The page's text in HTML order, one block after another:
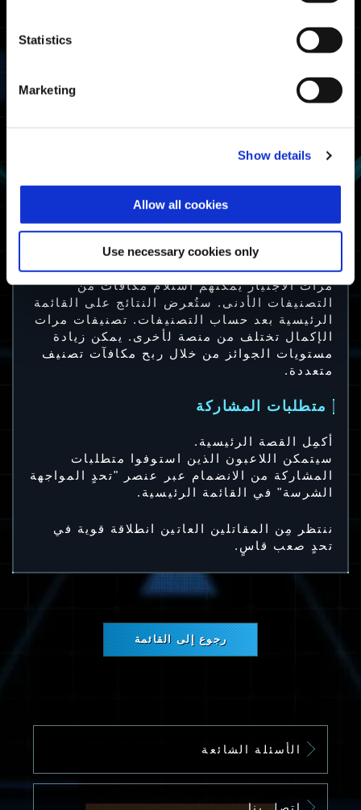
Statistics
Marketing
Show details
Allow all cookies
Use necessary cookies only
التصنيف
سيتم اكتسابها
محترف
أكمِل تحدٍ
المواجهة الشرسة
ناجي الصعوبات
ملاحظة: اللاعبون ذوو التصنيف المرتفع في
مرات الاجتياز يمكنهم استلام مكافآت من
التصنيفات الأدنى. ستُعرض النتائج على القائمة
الرئيسية بعد حساب التصنيفات. تصنيفات مرات
الإكمال تختلف من منصة لأخرى. يمكن زيادة
مستويات الجوائز من خلال ربح مكافآت تصنيف
متعددة.
متطلبات المشاركة
أكمِل القصة الرئيسية.
سيتمكن اللاعبون الذين استوفوا متطلبات
المشاركة من الانضمام عبر عنصر "تحدٍ المواجهة
الشرسة" في القائمة الرئيسية.
ننتظر مِن المقاتلين العاتين انطلاقة قوية في
تحدٍ صعب قاسٍ.
رجوع إلى القائمة
الأسئلة الشائعة
اتصل بنا